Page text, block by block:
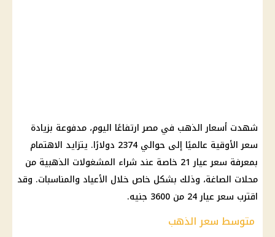
شهدت أسعار الذهب في مصرارتفاعًا اليوم، مدفوعة بزيادة
سعر الأوقية عالميًا إلى حوالي 2374 دولارًا. يتزايد الاهتمام
بمعرفة سعر عيار 21
خاصة عند شراء المشغولات الذهبية من
محلات الصاغة، وذلك بشكل خاص خلال الأعياد والمناسبات. وقد
اقترب سعر عيار 24 من 3600 جنيه.
متوسط سعر الذهب